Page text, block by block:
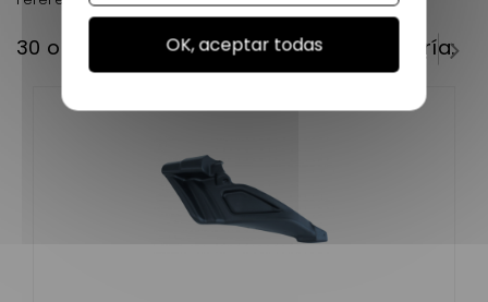
30 otros productos en la misma categoría:
OK, aceptar todas